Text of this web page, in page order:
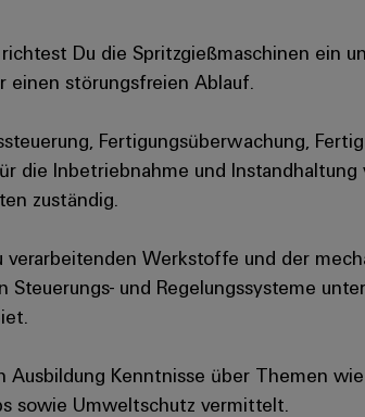
Du die Spritzgießmaschinen ein
störungsfreien Ablauf.
Fertigungsüberwachung,
die Inbetriebnahme und Instandhaltung
zuständig.
Werkstoffe und der
und Regelungssysteme
Kenntnisse über Themen
sowie Umweltschutz vermittelt.